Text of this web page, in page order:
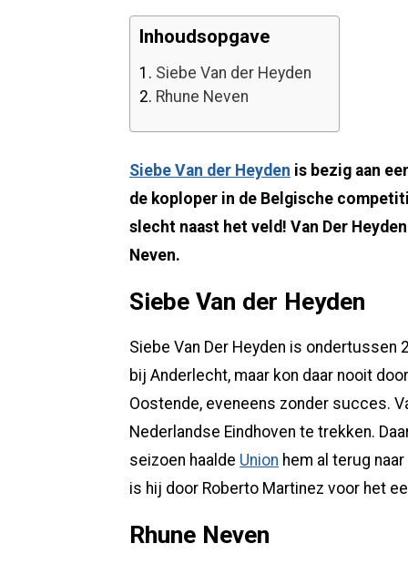
Inhoudsopgave
1. Siebe Van der Heyden
2. Rhune Neven
Siebe Van der Heyden is bezig aan
de koploper in de Belgische
slecht naast het veld! Van Der
Neven.
Siebe Van der Heyden
Siebe Van Der Heyden is ondertussen
bij Anderlecht, maar kon daar nooit
Oostende, eveneens zonder succes.
Nederlandse Eindhoven te trekken.
seizoen haalde Union hem al terug
is hij door Roberto Martinez voor het
Rhune Neven